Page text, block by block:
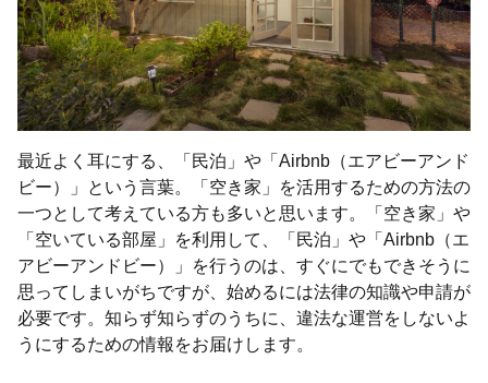
最近よく耳にする、「民泊」や「Airbnb（エアビーアンド
ビー）」という言葉。「空き家」を活用するための方法の
一つとして考えている方も多いと思います。「空き家」や
「空いている部屋」を利用して、「民泊」や「Airbnb（エ
アビーアンドビー）」を行うのは、すぐにでもできそうに
思ってしまいがちですが、始めるには法律の知識や申請が
必要です。知らず知らずのうちに、違法な運営をしないよ
うにするための情報をお届けします。